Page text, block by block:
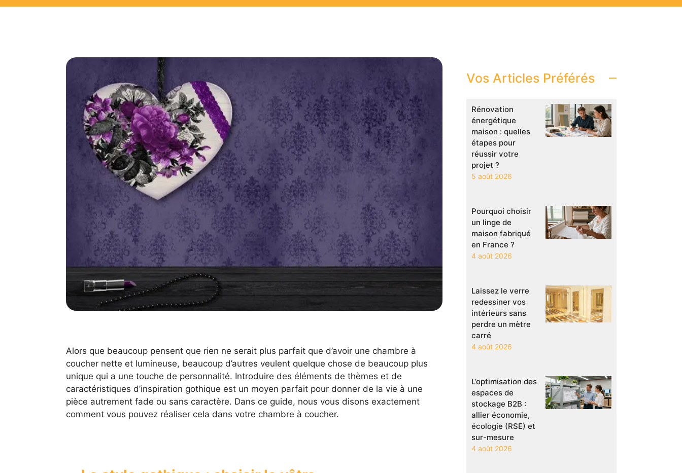
Alors que beaucoup pensent que rien ne serait plus parfait que d’avoir une chambre à
coucher nette et lumineuse, beaucoup d’autres veulent quelque chose de beaucoup plus
unique qui a une touche de personnalité. Introduire des éléments de thèmes et de
caractéristiques d’inspiration gothique est un moyen parfait pour donner de la vie à une
pièce autrement fade ou sans caractère. Dans ce guide, nous vous disons exactement
comment vous pouvez réaliser cela dans votre chambre à coucher.
Vos Articles Préférés
Rénovation
énergétique
maison : quelles
étapes pour
réussir votre
projet ?
5 août 2026
Pourquoi choisir
un linge de
maison fabriqué
en France ?
4 août 2026
Laissez le verre
redessiner vos
intérieurs sans
perdre un mètre
carré
4 août 2026
L’optimisation des
espaces de
stockage B2B :
allier économie,
écologie (RSE) et
sur-mesure
4 août 2026